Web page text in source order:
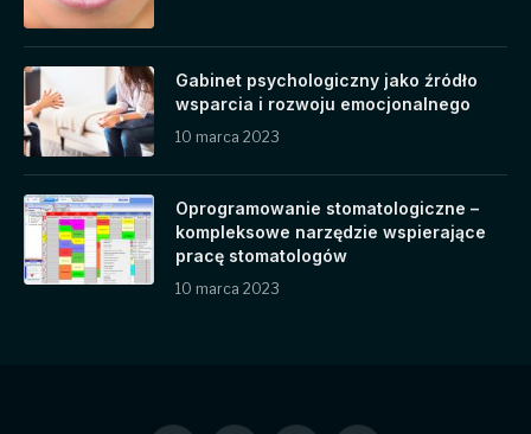
Gabinet psychologiczny jako źródło
wsparcia i rozwoju emocjonalnego
10 marca 2023
Oprogramowanie stomatologiczne –
kompleksowe narzędzie wspierające
pracę stomatologów
10 marca 2023